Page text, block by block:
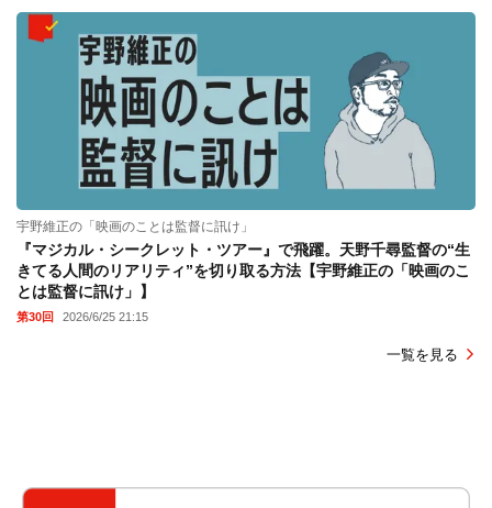
宇野維正の「映画のことは監督に訊け」
『マジカル・シークレット・ツアー』で飛躍。天野千尋監督の“生
きてる人間のリアリティ”を切り取る方法【宇野維正の「映画のこ
とは監督に訊け」】
第30回 2026/6/25 21:15
一覧を見る